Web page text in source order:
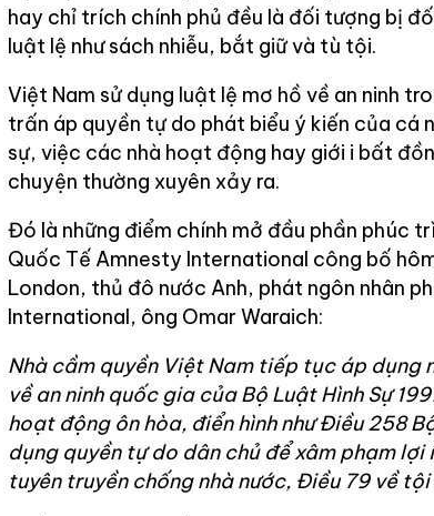
hay chỉ trích chính phủ đều là đối tượng bị
luật lệ như sách nhiễu, bắt giữ và tù tội.
Việt Nam sử dụng luật lệ mơ hồ về an ninh
trấn áp quyền tự do phát biểu ý kiến của cá
sự, việc các nhà hoạt động hay giới i bất
chuyện thường xuyên xảy ra.
Đó là những điểm chính mở đầu phần phúc
Quốc Tế Amnesty International công bố
London, thủ đô nước Anh, phát ngôn nhân
International, ông Omar Waraich:
Nhà cầm quyền Việt Nam tiếp tục áp dụng
về an ninh quốc gia của Bộ Luật Hình Sự
hoạt động ôn hòa, điển hình như Điều 258
dụng quyền tự do dân chủ để xâm phạm
tuyên truyền chống nhà nước, Điều 79 về